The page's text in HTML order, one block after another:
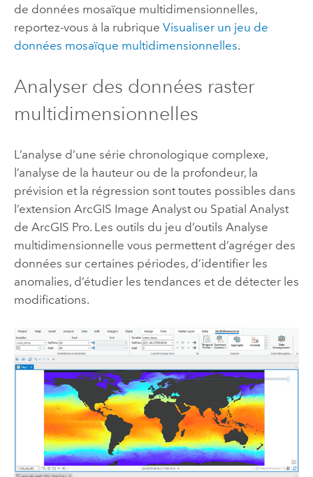
de données mosaïque multidimensionnelles,
reportez-vous à la rubrique Visualiser un jeu de
données mosaïque multidimensionnelles.
Analyser des données raster
multidimensionnelles
L’analyse d’une série chronologique complexe,
l’analyse de la hauteur ou de la profondeur, la
prévision et la régression sont toutes possibles dans
l’extension ArcGIS Image Analystou Spatial Analyst
de ArcGIS Pro. Les outils du jeu d’outils Analyse
multidimensionnelle vous permettent d’agréger des
données sur certaines périodes, d’identifier les
anomalies, d’étudier les tendances et de détecter les
modifications.